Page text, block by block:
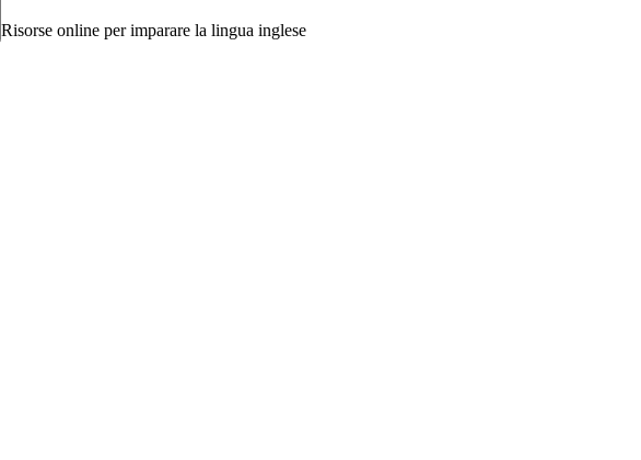
Risorse online per imparare la lingua inglese